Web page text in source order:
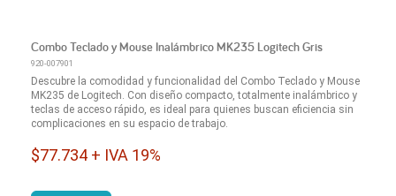
Combo Teclado y Mouse Inalámbrico MK235 Logitech Gris
920-007901
Descubre la comodidad y funcionalidad del Combo Teclado y Mouse
MK235 de Logitech. Con diseño compacto, totalmente inalámbrico y
teclas de acceso rápido, es ideal para quienes buscan eficiencia sin
complicaciones en su espacio de trabajo.
$77.734 + IVA 19%